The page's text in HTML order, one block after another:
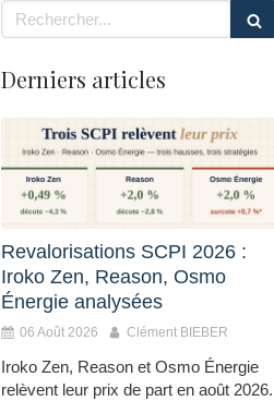
Rechercher
Derniers articles
Revalorisations SCPI 2026 :
Iroko Zen, Reason, Osmo
Énergie analysées
06 Août 2026 Clément BIEBER
Iroko Zen, Reason et Osmo Énergie
relèvent leur prix de part en août 2026.